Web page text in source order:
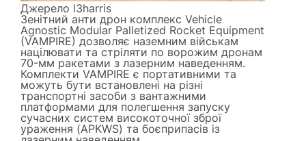
Джерело l3harris
Зенітний анти дрон комплекс Vehicle
Agnostic Modular Palletized Rocket Equipment
(VAMPIRE) дозволяє наземним військам
націлювати та стріляти по ворожим дронам
70-мм ракетами з лазерним наведенням.
Комплекти VAMPIRE є портативними та
можуть бути встановлені на різні
транспортні засоби з вантажними
платформами для полегшення запуску
сучасних систем високоточної зброї
ураження (APKWS) та боєприпасів із